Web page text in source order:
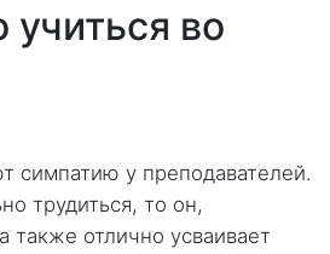
во
симпатию у преподавателей.
трудиться, то он,
также отлично усваивает